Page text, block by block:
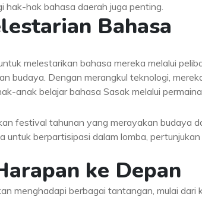
hak-hak bahasa daerah juga penting.
Bahasa
melestarikan bahasa mereka melalui
budaya. Dengan merangkul teknologi,
anak belajar bahasa Sasak melalui
festival tahunan yang merayakan budaya
untuk berpartisipasi dalam lomba, pertunjukan
ke Depan
menghadapi berbagai tantangan, mulai dari